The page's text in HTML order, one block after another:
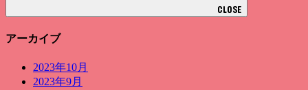
CLOSE
アーカイブ
2023年10月
2023年9月